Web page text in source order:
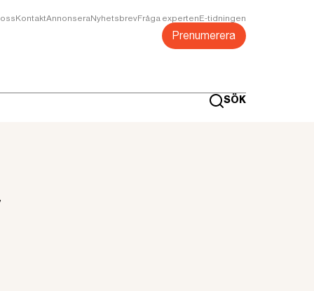
KontaktAnnonseraNyhetsbrevFråga expertenE-tidningen
Prenumerera
SÖK